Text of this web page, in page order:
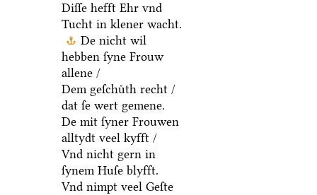
Diſſe hefft Ehr vnd
Tucht in klener wacht.
De nicht wil
hebben ſyne Frouw
allene /
Dem geſchuͤth recht /
dat ſe wert gemene.
De mit ſyner Frouwen
alltydt veel kyfft /
Vnd nicht gern in
ſynem Huſe blyfft.
Vnd nimpt veel Geſte